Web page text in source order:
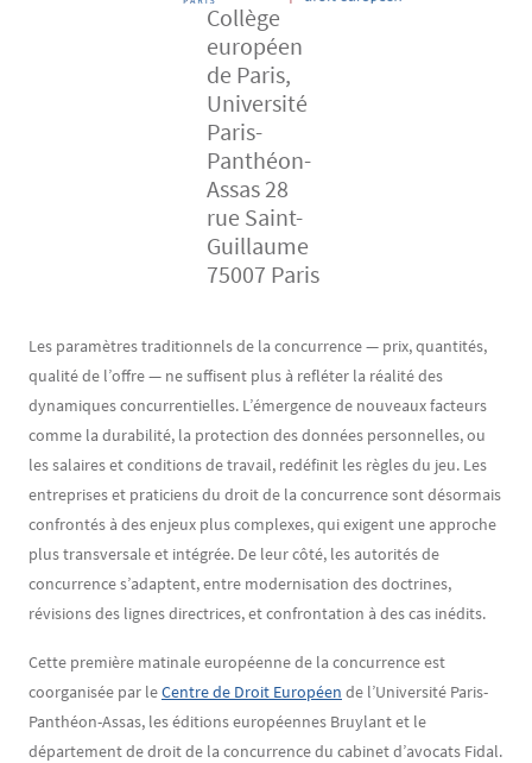
Collège
européen
de Paris,
Université
Paris-
Panthéon-
Assas 28
rue Saint-
Guillaume
75007 Paris
Contenu
Texte
Les paramètres traditionnels de la concurrence — prix, quantités,
qualité de l’offre — ne suffisent plus à refléter la réalité des
dynamiques concurrentielles. L’émergence de nouveaux facteurs
comme la durabilité, la protection des données personnelles, ou
les salaires et conditions de travail, redéfinit les règles du jeu. Les
entreprises et praticiens du droit de la concurrence sont désormais
confrontés à des enjeux plus complexes, qui exigent une approche
plus transversale et intégrée. De leur côté, les autorités de
concurrence s’adaptent, entre modernisation des doctrines,
révisions des lignes directrices, et confrontation à des cas inédits.
Cette première matinale européenne de la concurrence est
coorganisée par leCentre de Droit Européen de l’Université Paris-
Panthéon-Assas, les éditions européennes Bruylant et le
département de droit de la concurrence du cabinet d’avocats Fidal.